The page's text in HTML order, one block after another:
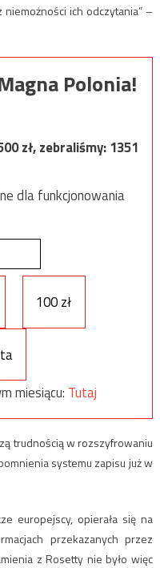
ich odczytania” –
Polonia!
zł, zebraliśmy:1351
dla funkcjonowania
100 zł
miesiącu: Tutaj
trudnością w rozszyfrowaniu
systemu zapisu już w
europejscy, opierała się na
przekazanych przez
z Rosetty nie było więc